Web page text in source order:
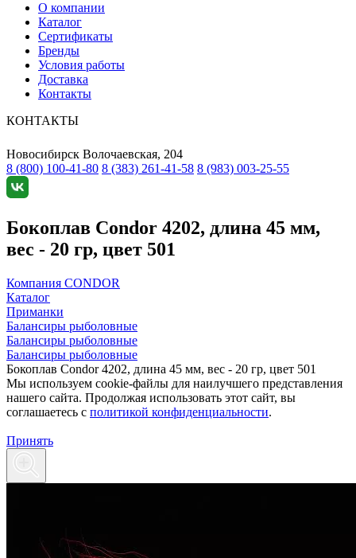
О компании
Каталог
Сертификаты
Бренды
Условия работы
Доставка
Контакты
КОНТАКТЫ
Новосибирск Волочаевская, 204
8 (800) 100-41-80 8 (383) 261-41-58 8 (983) 003-25-55
Бокоплав Condor 4202, длина 45 мм,
вес - 20 гр, цвет 501
Компания CONDOR
Каталог
Приманки
Балансиры рыболовные
Балансиры рыболовные
Балансиры рыболовные
Бокоплав Condor 4202, длина 45 мм, вес - 20 гр, цвет 501
Мы используем cookie-файлы для наилучшего представления
нашего сайта. Продолжая использовать этот сайт, вы
соглашаетесь c политикой конфиденциальности.
Принять